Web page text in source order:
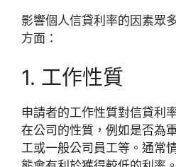
影響個人信貸利率的因素眾
方面：
1. 工作性質
申請者的工作性質對信貸利
在公司的性質，例如是否為
工或一般公司員工等。通常